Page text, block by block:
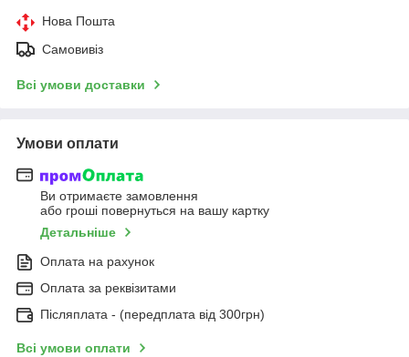
Нова Пошта
Самовивіз
Всі умови доставки
Умови оплати
Ви отримаєте замовлення
або гроші повернуться на вашу картку
Детальніше
Оплата на рахунок
Оплата за реквізитами
Післяплата - (передплата від 300грн)
Всі умови оплати